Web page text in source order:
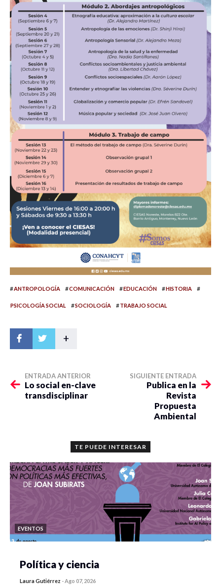
#ANTROPOLOGÍA #COMUNICACIÓN #EDUCACIÓN #HISTORIA #
PSICOLOGÍA SOCIAL #SOCIOLOGÍA #TRABAJO SOCIAL
+
ENTRADA ANTERIOR
Lo social en-clave
transdisciplinar
SIGUIENTE ENTRADA
Publica en la
Revista
Propuesta
Ambiental
TE PUEDE INTERESAR
EVENTOS
Política y ciencia
Laura Gutiérrez -Ago 07, 2026